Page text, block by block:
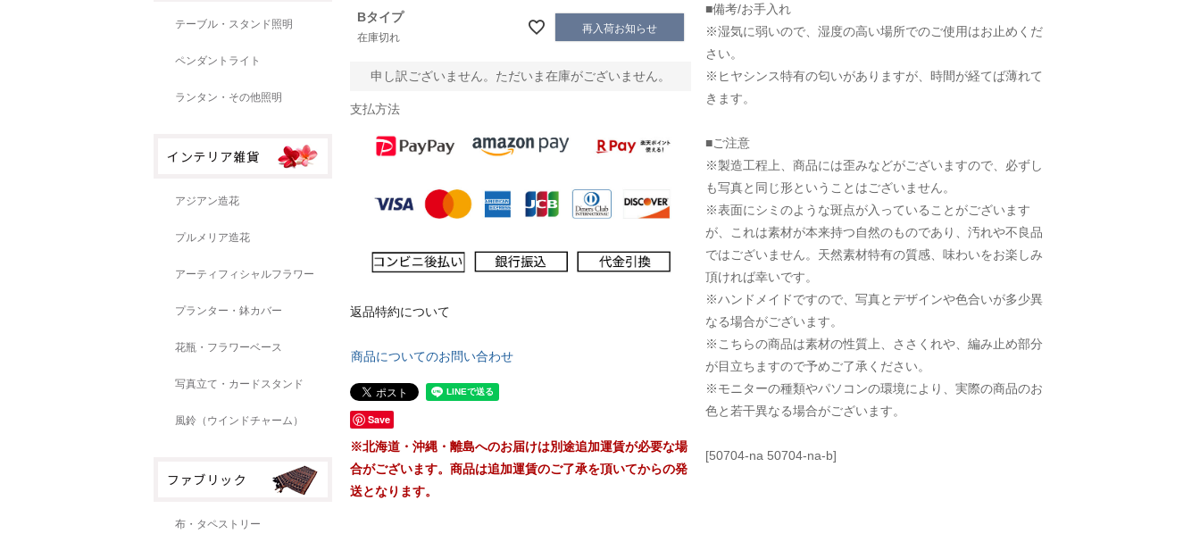
テーブル・スタンド照明
ペンダントライト
ランタン・その他照明
アジアン造花
プルメリア造花
アーティフィシャルフラワー
プランター・鉢カバー
花瓶・フラワーベース
写真立て・カードスタンド
風鈴（ウインドチャーム）
布・タペストリー
Bタイプ
在庫切れ
再入荷お知らせ
申し訳ございません。ただいま在庫がございません。
支払方法
返品特約について
商品についてのお問い合わせ
Save
※北海道・沖縄・離島へのお届けは別途追加運賃が必要な場
合がございます。商品は追加運賃のご了承を頂いてからの発
送となります。
■備考/お手入れ
※湿気に弱いので、湿度の高い場所でのご使用はお止めくだ
さい。
※ヒヤシンス特有の匂いがありますが、時間が経てば薄れて
きます。
■ご注意
※製造工程上、商品には歪みなどがございますので、必ずし
も写真と同じ形ということはございません。
※表面にシミのような斑点が入っていることがございます
が、これは素材が本来持つ自然のものであり、汚れや不良品
ではございません。天然素材特有の質感、味わいをお楽しみ
頂ければ幸いです。
※ハンドメイドですので、写真とデザインや色合いが多少異
なる場合がございます。
※こちらの商品は素材の性質上、ささくれや、編み止め部分
が目立ちますので予めご了承ください。
※モニターの種類やパソコンの環境により、実際の商品のお
色と若干異なる場合がございます。
[50704-na 50704-na-b]